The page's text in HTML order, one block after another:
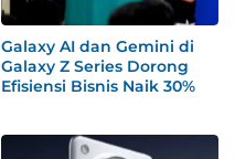
Galaxy AI dan Gemini di
Galaxy Z Series Dorong
Efisiensi Bisnis Naik 30%